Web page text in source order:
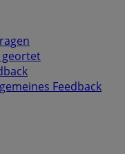
geortet
Feedback